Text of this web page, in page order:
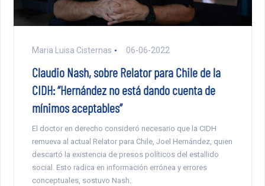
Maria Luisa Cisternas 06-06-2022
Claudio Nash, sobre Relator para Chile de la
CIDH: “Hernández no está dando cuenta de
mínimos aceptables”
El doctor en derecho consideró necesario que la CIDH
remueva al actual Relator para Chile, Joel Hernández, quien
descartó la existencia de presos políticos del estallido
social. Esto radica en información errónea y errores
conceptuales, sostuvo Nash.